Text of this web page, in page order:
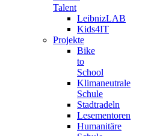
Talent
LeibnizLAB
Kids4IT
Projekte
Bike
to
School
Klimaneutrale
Schule
Stadtradeln
Lesementoren
Humanitäre